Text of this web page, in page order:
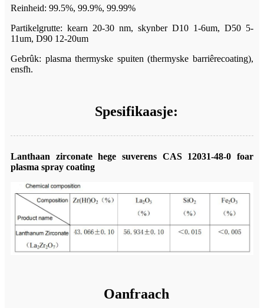
Reinheid: 99.5%, 99.9%, 99.99%
Partikelgrutte: kearn 20-30 nm, skynber D10 1-6um, D50 5-
11um, D90 12-20um
Gebrûk: plasma thermyske spuiten (thermyske barriêrecoating),
ensfh.
Spesifikaasje:
Lanthaan zirconate hege suverens CAS 12031-48-0 foar
plasma spray coating
Oanfraach